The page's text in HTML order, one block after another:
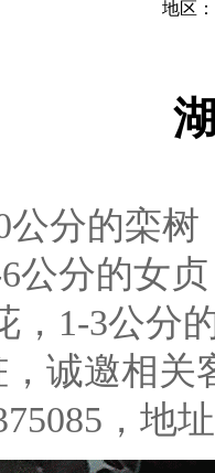
地区：
公分的栾
公分的女
，1-3公分
诚邀相关
，地